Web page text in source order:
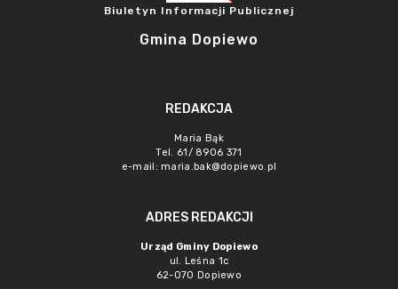
Biuletyn Informacji Publicznej
Gmina Dopiewo
REDAKCJA
Maria Bąk
Tel. 61/ 8906 371
e-mail: maria.bak@dopiewo.pl
ADRES REDAKCJI
Urząd Gminy Dopiewo
ul. Leśna 1c
62-070 Dopiewo